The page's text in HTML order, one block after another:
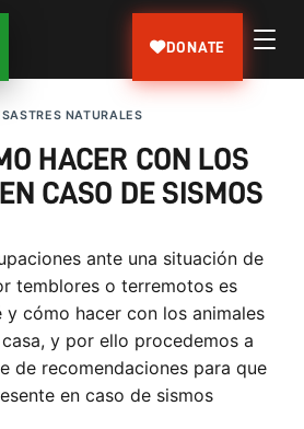
DONATE
NATURALES
HACER CON LOS
CASO DE SISMOS
ante una situación de
temblores o terremotos es
y cómo hacer con los animales
y por ello procedemos a
de recomendaciones para que
en caso de sismos